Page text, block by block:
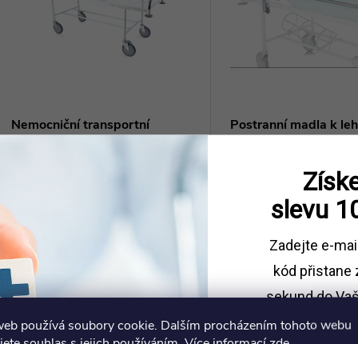
používá soubory cookie. Dalším procházením tohoto webu
Nemocniční transportní
Postranní madla k
DO
slevu
Zadejte e-
kód přistane
sekund do
Sleva platí při